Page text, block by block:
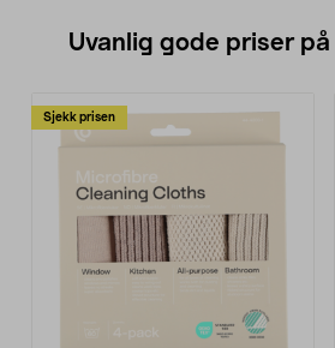
Uvanlig gode priser
Sjekk prisen